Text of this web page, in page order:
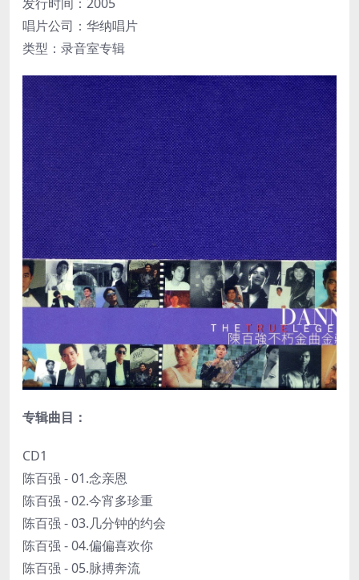
唱片公司：华纳唱片
类型：录音室专辑
专辑曲目：
CD1
陈百强 - 01.念亲恩
陈百强 - 02.今宵多珍重
陈百强 - 03.几分钟的约会
陈百强 - 04.偏偏喜欢你
陈百强 - 05.脉搏奔流